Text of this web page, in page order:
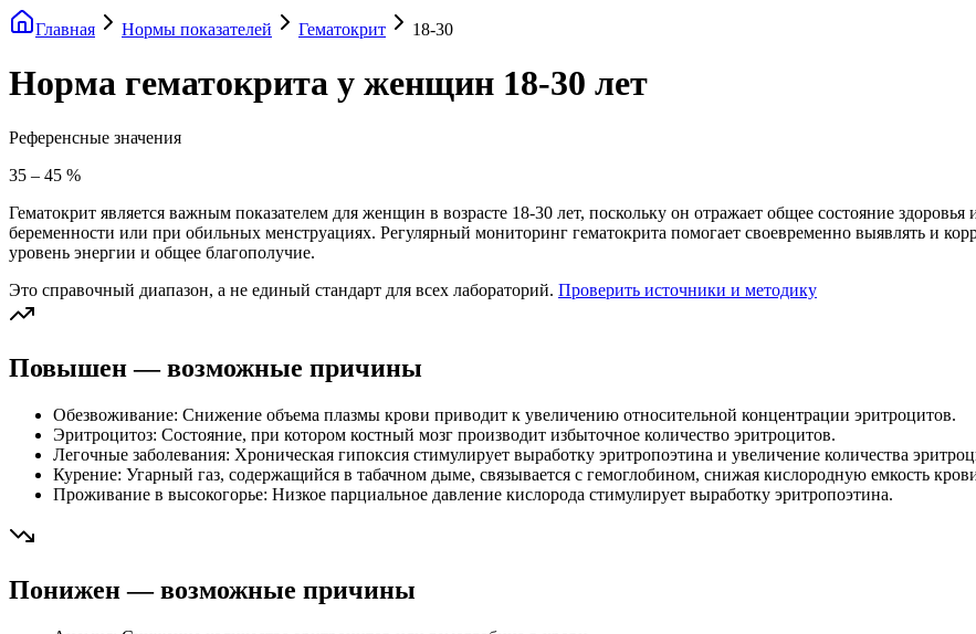
Главная Нормы показателей Гематокрит 18-30
Норма гематокрита у женщин 18-30 лет
Референсные значения
35 – 45 %
Гематокрит является важным показателем для женщин в возрасте 18-30 лет, поскольку он отражает общее состояние
беременности или при обильных менструациях. Регулярный мониторинг гематокрита помогает своевременно выявлять и
уровень энергии и общее благополучие.
Это справочный диапазон, а не единый стандарт для всех лабораторий. Проверить источники и методику
Повышен — возможные причины
Обезвоживание: Снижение объема плазмы крови приводит к увеличению относительной концентрации эритроцитов.
Эритроцитоз: Состояние, при котором костный мозг производит избыточное количество эритроцитов.
Легочные заболевания: Хроническая гипоксия стимулирует выработку эритропоэтина и увеличение количества
Курение: Угарный газ, содержащийся в табачном дыме, связывается с гемоглобином, снижая кислородную емкость
Проживание в высокогорье: Низкое парциальное давление кислорода стимулирует выработку эритропоэтина.
Понижен — возможные причины